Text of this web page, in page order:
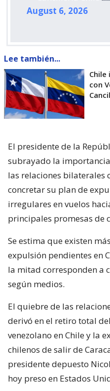
August 6, 2026
Lee también...
con
El presidente de la
subrayado la
las relaciones bilaterales
concretar su plan de
irregulares en vuelos
principales promesas de
Se estima que existen
expulsión pendientes en
la mitad corresponden a
según medios.
El quiebre de las
derivó en el retiro total
venezolano en Chile y la
chilenos de salir de
presidente depuesto
hoy preso en Estados